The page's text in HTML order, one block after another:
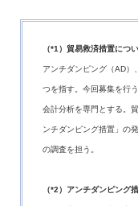
（*1）貿易救済措置につ
アンチダンピング（AD）
つを指す。今回募集を行
会計分析を専門とする。
ンチダンピング措置」の
の調査を担う。
（*2）アンチダンピング